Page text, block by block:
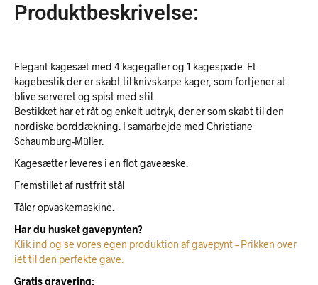
Produktbeskrivelse:
Elegant kagesæt med 4 kagegafler og 1 kagespade. Et
kagebestik der er skabt til knivskarpe kager, som fortjener at
blive serveret og spist med stil.
Bestikket har et råt og enkelt udtryk, der er som skabt til den
nordiske borddækning. I samarbejde med Christiane
Schaumburg-Müller.
Kagesætter leveres i en flot gaveæske.
Fremstillet af rustfrit stål
Tåler opvaskemaskine.
Har du husket gavepynten?
Klik ind og se vores egen produktion af gavepynt – Prikken over
iét til den perfekte gave.
Gratis gravering: